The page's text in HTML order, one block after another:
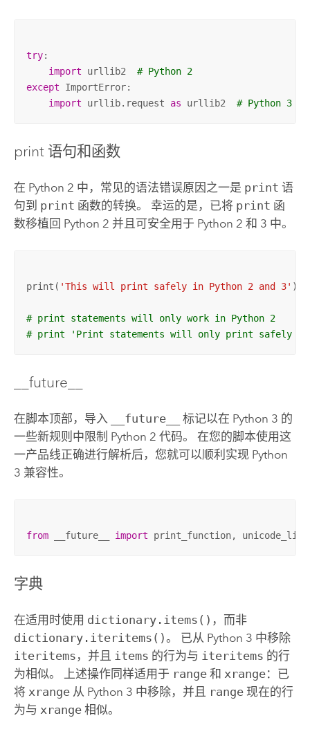
try:
import urllib2 # Python 2
except ImportError:
import urllib.request as urllib2 # Python 3
print 语句和函数
在 Python 2 中，常见的语法错误原因之一是 print 语
句到 print 函数的转换。 幸运的是，已将 print 函
数移植回 Python 2 并且可安全用于 Python 2 和 3 中。
print( 'This will print safely in Python 2 and 3' )
# print statements will only work in Python 2
# print 'Print statements will only print safely in
__future__
在脚本顶部，导入 __future__ 标记以在 Python 3 的
一些新规则中限制 Python 2 代码。 在您的脚本使用这
一产品线正确进行解析后，您就可以顺利实现 Python
3 兼容性。
from __future__ import print_function,
字典
在适用时使用 dictionary.items() ，而非
dictionary.iteritems()。 已从 Python 3 中移除
iteritems ，并且 items 的行为与 iteritems 的行
为相似。 上述操作同样适用于 range和 xrange：已
将 xrange从 Python 3 中移除，并且 range现在的行
为与 xrange相似。